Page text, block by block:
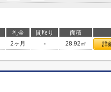
礼金 間取り 面積
2ヶ月 - 28.92㎡ 詳